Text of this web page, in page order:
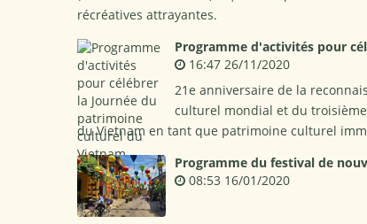
récréatives attrayantes.
Programme d'activités pour
16:47 26/11/2020
21e anniversaire de la
culturel mondial et du
du Vietnam en tant que patrimoine culturel
Programme du festival de
08:53 16/01/2020